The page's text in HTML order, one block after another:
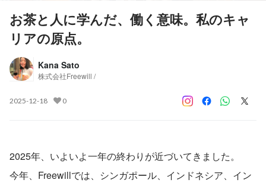
お茶と人に学んだ、働く意味。私のキャ
リアの原点。
Kana Sato
株式会社Freewill /
2025-12-18 0
2025年、いよいよ一年の終わりが近づいてきました。
今年、Freewillでは、シンガポール、インドネシア、イン